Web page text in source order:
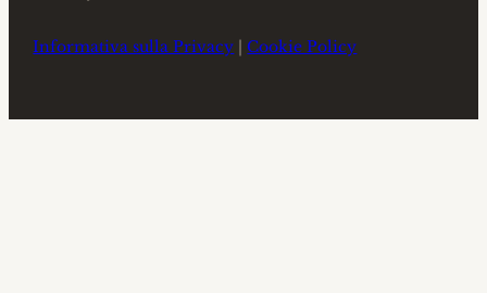
Informativa sulla Privacy |Cookie Policy